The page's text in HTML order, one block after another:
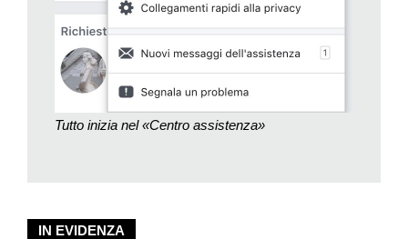
terze persone: cliccando sull’ultima voce del menu orizzontale
«Normative e segnalazioni» sono offerte varie opzioni, tra cui
«Gestione dell’account di persona deceduta». L’opzione serve
(non molto intuitivamente) anche nel caso in cui una persona
abbia perso la facoltà di intendere. In questa sezione ci
troveremo confrontati con un formulario online in cui dovremo
numero d’ordine progressivo.
IN EVIDENZA
Tutto inizia nel «Centro assistenza»